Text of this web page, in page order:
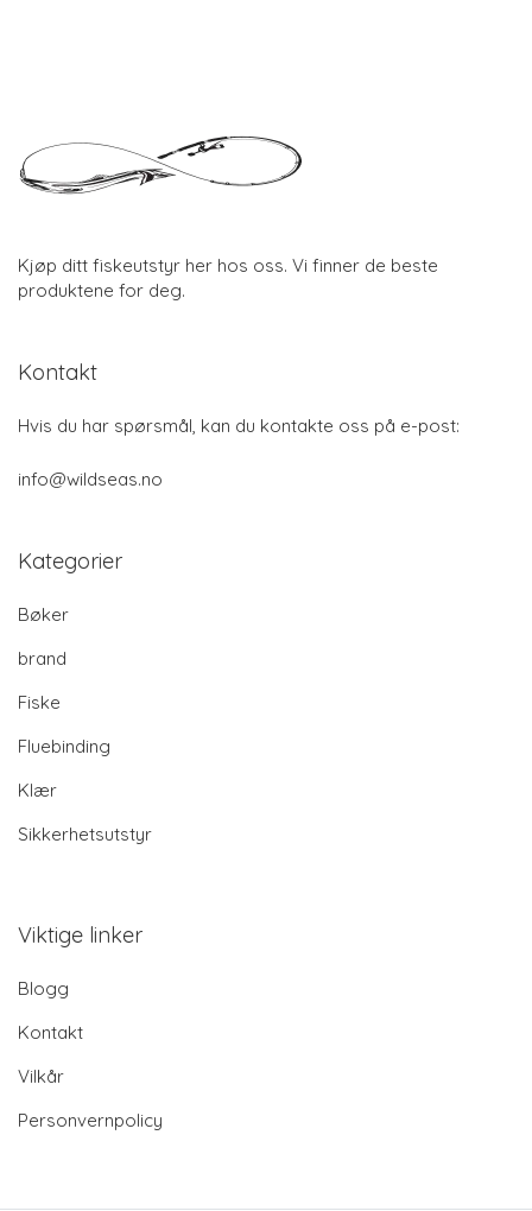
Kjøp ditt fiskeutstyr her hos oss. Vi finner de beste
produktene for deg.
Kontakt
Hvis du har spørsmål, kan du kontakte oss på e-post:
info@wildseas.no
Kategorier
Bøker
brand
Fiske
Fluebinding
Klær
Sikkerhetsutstyr
Viktige linker
Blogg
Kontakt
Vilkår
Personvernpolicy